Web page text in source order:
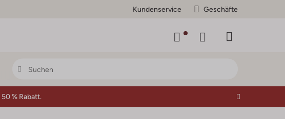
Kundenservice Geschäfte
50 % Rabatt.